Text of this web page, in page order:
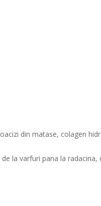
din matase, colagen
la varfuri pana la radacina,